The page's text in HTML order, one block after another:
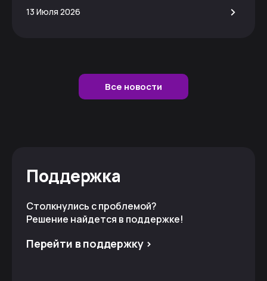
13 Июля 2026 >
Все новости
Поддержка
Столкнулись с проблемой?
Решение найдется в поддержке!
Перейти в поддержку >